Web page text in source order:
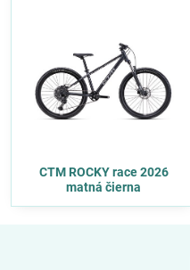
CTM ROCKY race 2026
matná čierna